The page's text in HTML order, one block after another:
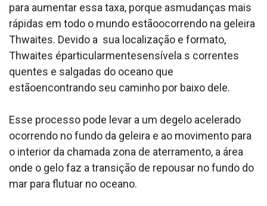
para aumentar essa taxa, porque asmudanças mais
rápidas em todo o mundo estãoocorrendo na geleira
Thwaites. Devido a sua localização e formato,
Thwaites éparticularmentesensívela s correntes
quentes e salgadas do oceano que
estãoencontrando seu caminho por baixo dele.
Esse processo pode levar a um degelo acelerado
ocorrendo no fundo da geleira e ao movimento para
o interior da chamada zona de aterramento, a área
onde o gelo faz a transição de repousar no fundo do
mar para flutuar no oceano.